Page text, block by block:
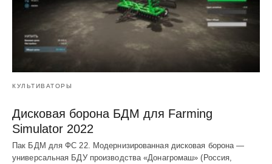
КУЛЬТИВАТОРЫ
Дисковая борона БДМ для Farming
Simulator 2022
Пак БДМ для ФС 22. Модернизированная дисковая борона —
универсальная БДУ производства «Донагромаш» (Россия,